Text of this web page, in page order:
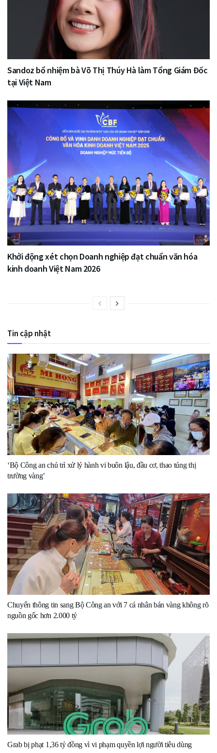
Sandoz bổ nhiệm bà Võ Thị Thúy Hà làm Tổng Giám Đốc
tại Việt Nam
Khởi động xét chọn Doanh nghiệp đạt chuẩn văn hóa
kinh doanh Việt Nam 2026
Tin cập nhật
‘Bộ Công an chủ trì xử lý hành vi buôn lậu, đầu cơ, thao túng thị
trường vàng’
Chuyển thông tin sang Bộ Công an với 7 cá nhân bán vàng không rõ
nguồn gốc hơn 2.000 tỷ
Grab bị phạt 1,36 tỷ đồng vì vi phạm quyền lợi người tiêu dùng